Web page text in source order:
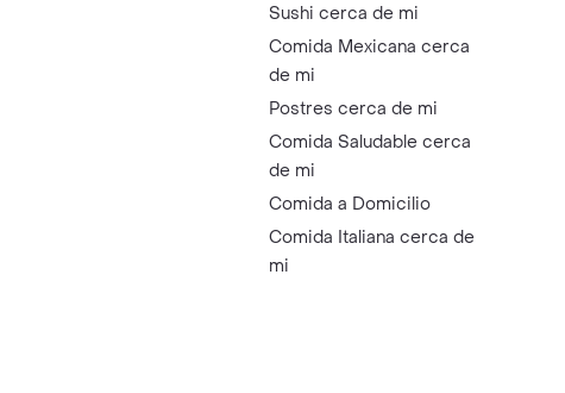
Sushi cerca de mi
Comida Mexicana cerca
de mi
Postres cerca de mi
Comida Saludable cerca
de mi
Comida a Domicilio
Comida Italiana cerca de
mi